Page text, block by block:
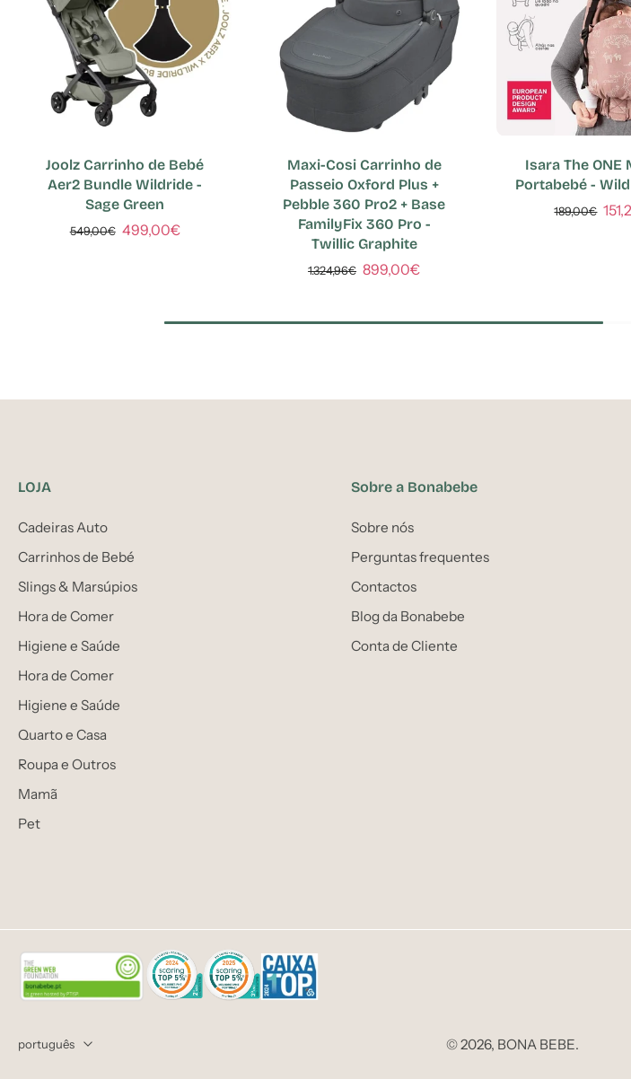
Joolz Carrinho de Bebé
Aer2 Bundle Wildride -
Sage Green
549,00€ 499,00€
Maxi-Cosi Carrinho de
Passeio Oxford Plus +
Pebble 360 Pro2 + Base
FamilyFix 360 Pro -
Twillic Graphite
1.324,96€ 899,00€
Isara The ONE
Portabebé -
189,00€
LOJA
Cadeiras Auto
Carrinhos de Bebé
Slings & Marsúpios
Hora de Comer
Higiene e Saúde
Hora de Comer
Higiene e Saúde
Quarto e Casa
Roupa e Outros
Mamã
Pet
Sobre a Bonabebe
Sobre nós
Perguntas frequentes
Contactos
Blog da Bonabebe
Conta de Cliente
português © 2026, BONA BEBE.